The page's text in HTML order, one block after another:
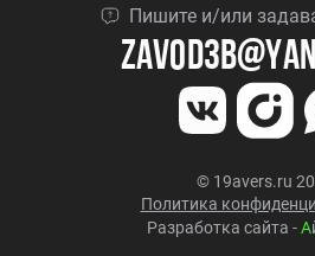
Пишите и/или
© 19avers.ru
Политика
Разработка сайта -А